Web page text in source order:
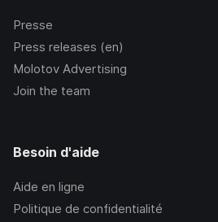
Presse
Press releases (en)
Molotov Advertising
Join the team
Besoin d'aide
Aide en ligne
Politique de confidentialité